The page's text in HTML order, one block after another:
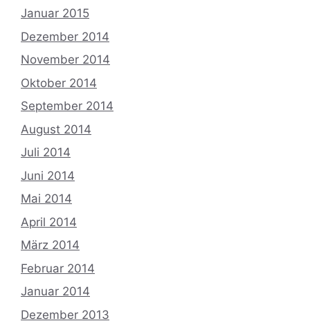
Januar 2015
Dezember 2014
November 2014
Oktober 2014
September 2014
August 2014
Juli 2014
Juni 2014
Mai 2014
April 2014
März 2014
Februar 2014
Januar 2014
Dezember 2013